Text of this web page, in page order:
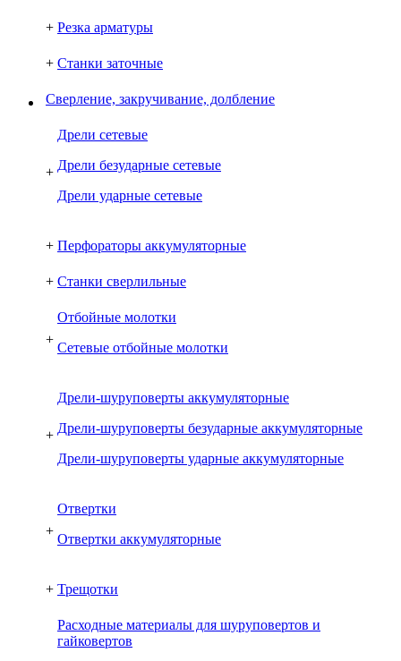
+ Резка арматуры
+ Станки заточные
Сверление, закручивание, долбление
+
Дрели сетевые
Дрели безударные сетевые
Дрели ударные сетевые
+ Перфораторы аккумуляторные
+ Станки сверлильные
+
Отбойные молотки
Сетевые отбойные молотки
+
Дрели-шуруповерты аккумуляторные
Дрели-шуруповерты безударные аккумуляторные
Дрели-шуруповерты ударные аккумуляторные
+
Отвертки
Отвертки аккумуляторные
+ Трещотки
Расходные материалы для шуруповертов и
гайковертов